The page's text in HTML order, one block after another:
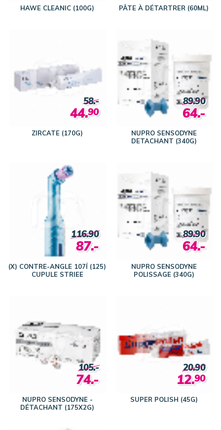
HAWE CLEANIC (100G) PÂTE À DÉTARTRER (60ML)
ZIRCATE (170G)
58.-
44.90
NUPRO SENSODYNE
DETACHANT (340G)
89.90
64.-
(X) CONTRE-ANGLE 107Í (125)
CUPULE STRIEE
116.90
87.-
NUPRO SENSODYNE
POLISSAGE (340G)
89.90
64.-
NUPRO SENSODYNE -
DÉTACHANT (175X2G)
105.-
74.-
SUPER POLISH (45G)
20.90
12.90